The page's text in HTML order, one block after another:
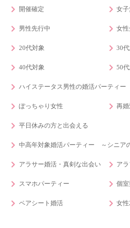
開催確定 女
男性先行中 女
20代対象 30
40代対象 50
ハイステータス男性の婚活パーティー
ぽっちゃり女性 再
平日休みの方と出会える
中高年対象婚活パーティー ～シニア
アラサー婚活・真剣な出会い ア
スマホパーティー 個
ペアシート婚活 女